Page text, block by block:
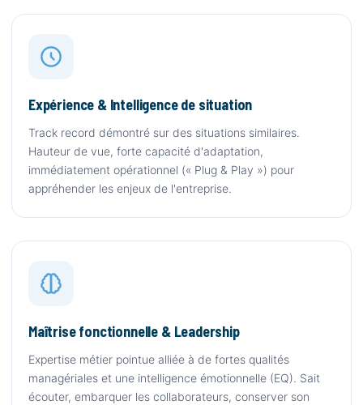
Expérience & Intelligence de situation
Track record démontré sur des situations similaires.
Hauteur de vue, forte capacité d'adaptation,
immédiatement opérationnel (« Plug & Play ») pour
appréhender les enjeux de l'entreprise.
Maîtrise fonctionnelle & Leadership
Expertise métier pointue alliée à de fortes qualités
managériales et une intelligence émotionnelle (EQ). Sait
écouter, embarquer les collaborateurs, conserver son